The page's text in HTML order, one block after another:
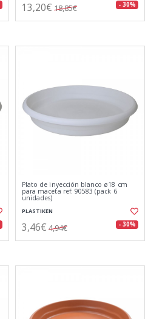
13,20€ 18,85€ - 30%
Plato de inyección blanco ø18 cm
para maceta ref: 90583 (pack 6
unidades)
PLASTIKEN
3,46€ 4,94€ - 30%